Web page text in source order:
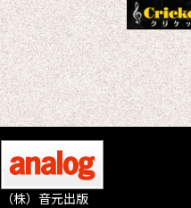
（株）音元出版